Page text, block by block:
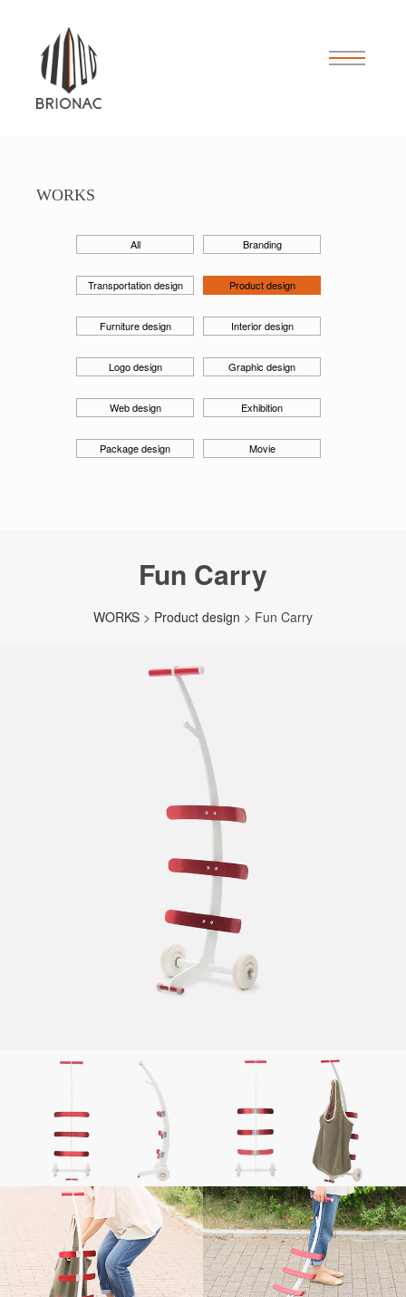
WORKS
All Branding
Transportation design Product design
Furniture design Interior design
Logo design Graphic design
Web design Exhibition
Package design Movie
Fun Carry
WORKS > Product design > Fun Carry